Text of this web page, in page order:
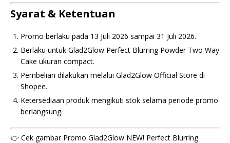
Syarat & Ketentuan
Promo berlaku pada 13 Juli 2026 sampai 31 Juli 2026.
Berlaku untuk Glad2Glow Perfect Blurring Powder Two Way
Cake ukuran compact.
Pembelian dilakukan melalui Glad2Glow Official Store di
Shopee.
Ketersediaan produk mengikuti stok selama periode promo
berlangsung.
👉 Cek gambar Promo Glad2Glow NEW! Perfect Blurring